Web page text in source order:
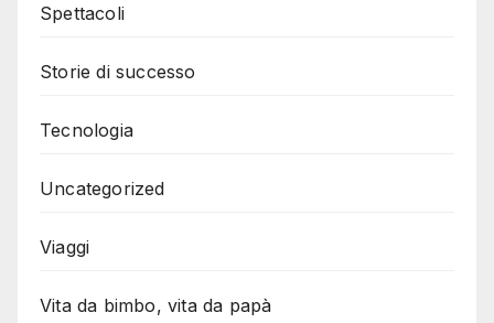
Spettacoli
Storie di successo
Tecnologia
Uncategorized
Viaggi
Vita da bimbo, vita da papà